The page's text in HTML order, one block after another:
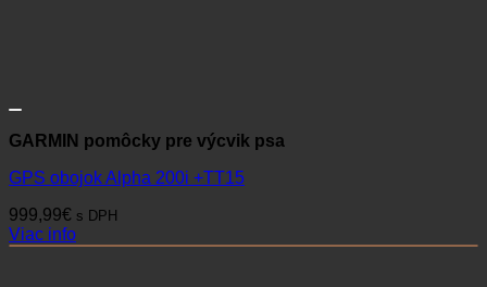
GARMIN pomôcky pre výcvik psa
GPS obojok Alpha 200i +TT15
999,99€ s DPH
Viac info